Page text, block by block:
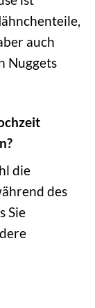
auch
Nuggets
die
des
Sie